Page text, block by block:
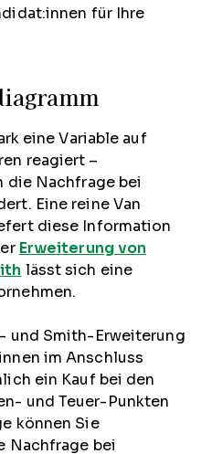
für Ihre
eine Variable auf
reagiert –
die Nachfrage bei
Eine reine Van
diese Information
Erweiterung von
lässt sich eine
und Smith-Erweiterung
im Anschluss
ein Kauf bei den
und Teuer-Punkten
können Sie
Nachfrage bei